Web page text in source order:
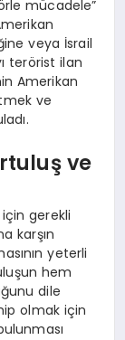
mücadele”
veya İsrail
terörist ilan
Amerikan
ve
ve
gerekli
karşın
yeterli
hem
dile
olmak için